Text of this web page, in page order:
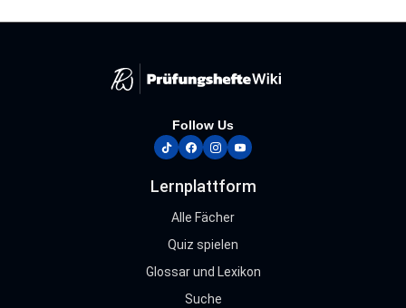
Follow Us
tiktokfacebook
instagram
youtube
Lernplattform
Alle Fächer
Quiz spielen
Glossar und Lexikon
Suche